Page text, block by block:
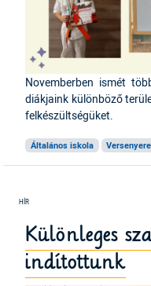
Novemberben ismét
diákjaink különböző
felkészültségüket.
Általános iskola
Különleges
indítottunk